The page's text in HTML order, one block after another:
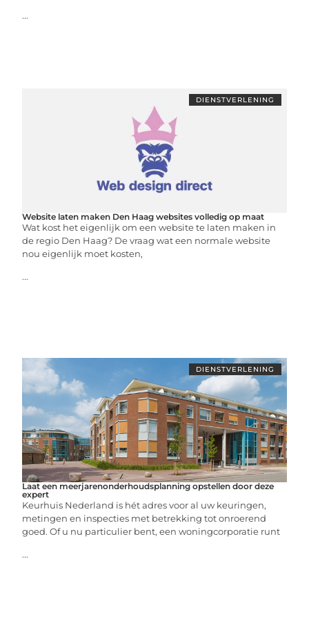
...
DIENSTVERLENING
Website laten maken Den Haag websites volledig op maat
Wat kost het eigenlijk om een website te laten maken in
de regio Den Haag? De vraag wat een normale website
nou eigenlijk moet kosten,
...
DIENSTVERLENING
Laat een meerjarenonderhoudsplanning opstellen door deze
expert
Keurhuis Nederland is hét adres voor al uw keuringen,
metingen en inspecties met betrekking tot onroerend
goed. Of u nu particulier bent, een woningcorporatie runt
...